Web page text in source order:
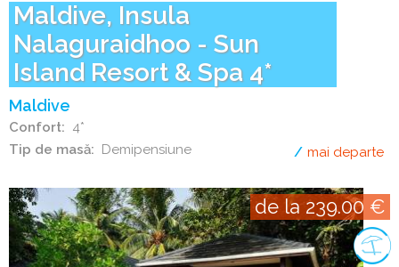
Maldive, Insula
Nalaguraidhoo - Sun
Island Resort & Spa 4*
Maldive
Confort
4*
Tip de masă
Demipensiune mai departe
de la 239.00 €